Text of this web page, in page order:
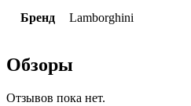
Бренд Lamborghini
Обзоры
Отзывов пока нет.